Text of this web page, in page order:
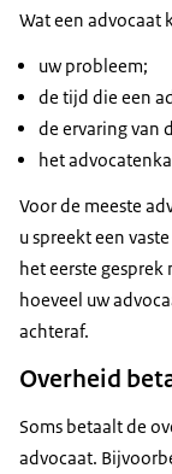
Wat een advocaat
uw probleem;
de tijd die een
de ervaring van
het
Voor de meeste
u spreekt een
het eerste
hoeveel uw
achteraf.
Overheid
Soms betaalt de
advocaat.